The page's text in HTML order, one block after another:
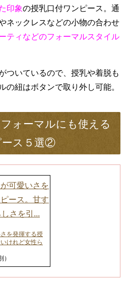
印象の授乳口付ワンピース。通
ネックレスなどの小物の合わせ
ティなどのフォーマルスタイル
ついているので、授乳や着脱も
の紐はボタンで取り外し可能。
ォーマルにも使える
ース５選②
を発揮する授
けれど女性ら